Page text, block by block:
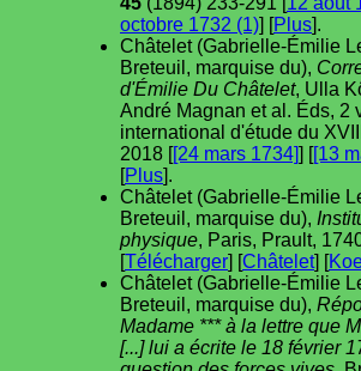
octobre 1732 (1)] [Plus].
Châtelet (Gabrielle-Émilie
Breteuil, marquise du),
d'Émilie Du Châtelet, Ulla
André Magnan et al. Éds, 2
international d'étude du
2018 [[24 mars 1734]] [[13
[Plus].
Châtelet (Gabrielle-Émilie
Breteuil, marquise du),
physique, Paris, Prault,
[Télécharger] [Châtelet] [
Châtelet (Gabrielle-Émilie
Breteuil, marquise du),
Madame *** à la lettre que
[...] lui a écrite le 18 février